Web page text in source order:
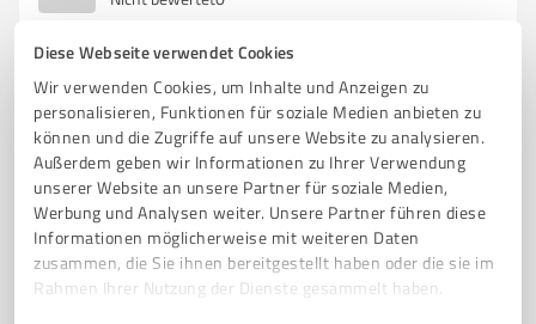
Diese Webseite verwendet Cookies
Wir verwenden Cookies, um Inhalte und Anzeigen zu
personalisieren, Funktionen für soziale Medien anbieten zu
können und die Zugriffe auf unsere Website zu analysieren.
Außerdem geben wir Informationen zu Ihrer Verwendung
unserer Website an unsere Partner für soziale Medien,
Werbung und Analysen weiter. Unsere Partner führen diese
Informationen möglicherweise mit weiteren Daten
zusammen, die Sie ihnen bereitgestellt haben oder die sie im
Rahmen Ihrer Nutzung der Dienste gesammelt haben.
5 Reisen & Tourismus
Die Reisebörse Groß-Umstadt
Pauschalreisen und Kreuzfahrten bei Die Reisebörse
Groß-Umstadt buchen
PAUSCHALREISEN
INDIVIDUELLE REISEANGEBOTE FLUGTICKETS HOTELZIMMER